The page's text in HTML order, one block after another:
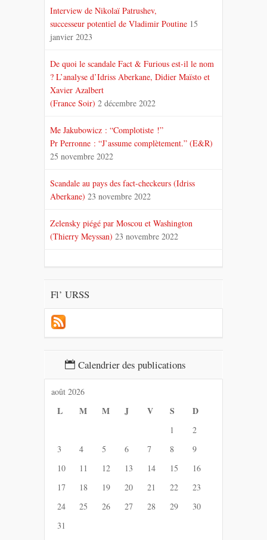
Interview de Nikolaï Patrushev,
successeur potentiel de Vladimir Poutine 15
janvier 2023
De quoi le scandale Fact & Furious est-il le nom
? L’analyse d’Idriss Aberkane, Didier Maïsto et
Xavier Azalbert
(France Soir) 2 décembre 2022
Me Jakubowicz : “Complotiste !”
Pr Perronne : “J’assume complètement.” (E&R)
25 novembre 2022
Scandale au pays des fact-checkeurs (Idriss
Aberkane) 23 novembre 2022
Zelensky piégé par Moscou et Washington
(Thierry Meyssan) 23 novembre 2022
Fl’ URSS
Calendrier des publications
août 2026
L M M J V S D
1
2
3
4 5 6 7 8
9
10
11 12 13 14 15
16
17
18 19 20 21 22
23
24
25 26 27 28 29
30
31